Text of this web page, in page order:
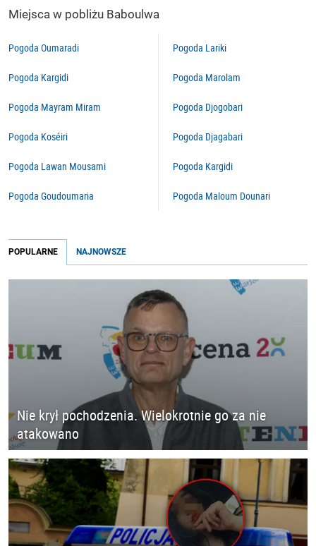
Miejsca w pobliżu Baboulwa
Pogoda Oumaradi
Pogoda Kargidi
Pogoda Mayram Miram
Pogoda Koséiri
Pogoda Lawan Mousami
Pogoda Goudoumaria
Pogoda Lariki
Pogoda Marolam
Pogoda Djogobari
Pogoda Djagabari
Pogoda Kargidi
Pogoda Maloum Dounari
POPULARNE NAJNOWSZE
Nie krył pochodzenia. Wielokrotnie go za nie
atakowano